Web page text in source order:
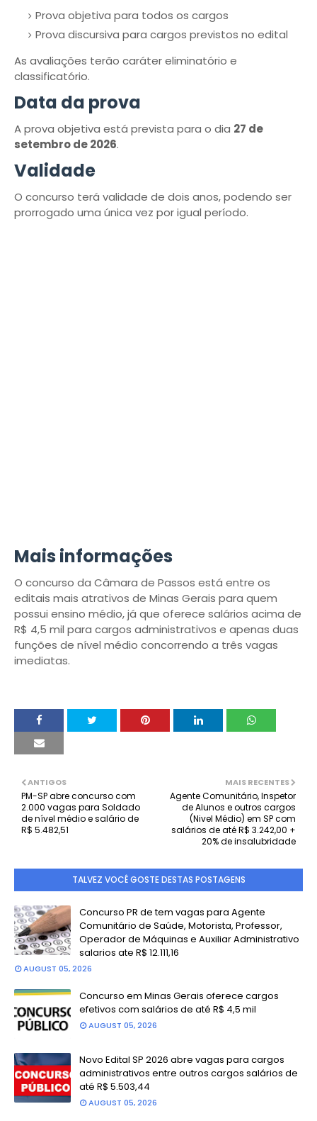
Prova objetiva para todos os cargos
Prova discursiva para cargos previstos no edital
As avaliações terão caráter eliminatório e
classificatório.
Data da prova
A prova objetiva está prevista para o dia 27 de
setembro de 2026.
Validade
O concurso terá validade de dois anos, podendo ser
prorrogado uma única vez por igual período.
Mais informações
O concurso da Câmara de Passos está entre os
editais mais atrativos de Minas Gerais para quem
possui ensino médio, já que oferece salários acima de
R$ 4,5 mil para cargos administrativos e apenas duas
funções de nível médio concorrendo a três vagas
imediatas.
MAIS RECENTES
Agente Comunitário, Inspetor
de Alunos e outros cargos
(Nivel Médio) em SP com
salários de até R$ 3.242,00 +
20% de insalubridade
ANTIGOS
PM-SP abre concurso com
2.000 vagas para Soldado
de nível médio e salário de
R$ 5.482,51
TALVEZ VOCÊ GOSTE DESTAS POSTAGENS
Concurso PR de tem vagas para Agente
Comunitário de Saúde, Motorista, Professor,
Operador de Máquinas e Auxiliar Administrativo
salarios ate R$ 12.111,16
AUGUST 05, 2026
Concurso em Minas Gerais oferece cargos
efetivos com salários de até R$ 4,5 mil
AUGUST 05, 2026
Novo Edital SP 2026 abre vagas para cargos
administrativos entre outros cargos salários de
até R$ 5.503,44
AUGUST 05, 2026